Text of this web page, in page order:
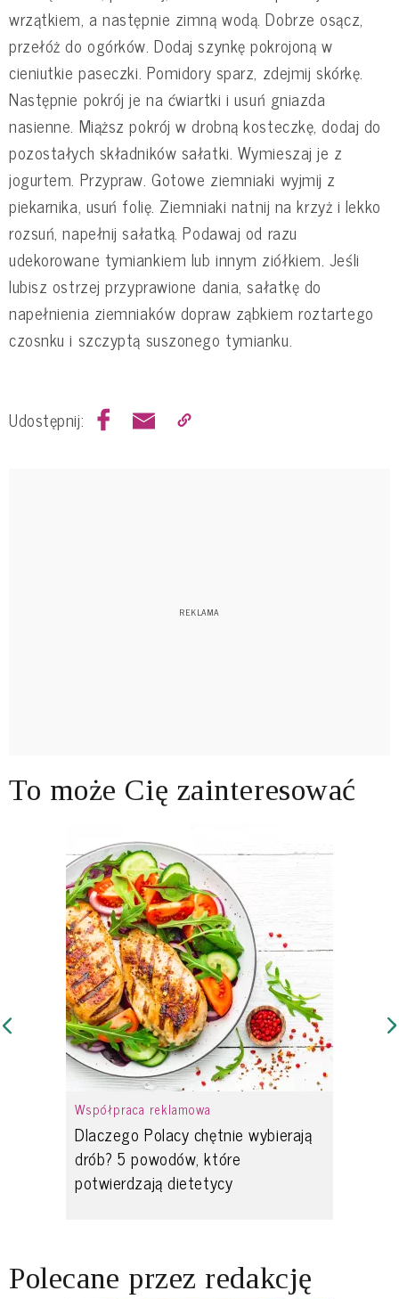
wrzątkiem, a następnie zimną wodą. Dobrze osącz,
przełóż do ogórków. Dodaj szynkę pokrojoną w
cieniutkie paseczki. Pomidory sparz, zdejmij skórkę.
Następnie pokrój je na ćwiartki i usuń gniazda
nasienne. Miąższ pokrój w drobną kosteczkę, dodaj do
pozostałych składników sałatki. Wymieszaj je z
jogurtem. Przypraw. Gotowe ziemniaki wyjmij z
piekarnika, usuń folię. Ziemniaki natnij na krzyż i lekko
rozsuń, napełnij sałatką. Podawaj od razu
udekorowane tymiankiem lub innym ziółkiem. Jeśli
lubisz ostrzej przyprawione dania, sałatkę do
napełnienia ziemniaków dopraw ząbkiem roztartego
czosnku i szczyptą suszonego tymianku.
Udostępnij:
To może Cię zainteresować
Współpraca reklamowa
Dlaczego Polacy chętnie wybierają
drób? 5 powodów, które
potwierdzają dietetycy
Polecane przez redakcję